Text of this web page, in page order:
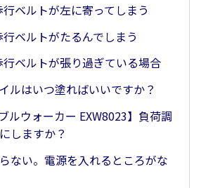
ベルトが左に寄ってしまう
ベルトがたるんでしまう
ベルトが張り過ぎている場合
ルはいつ塗ればいいですか？
ルウォーカー EXW8023】負荷調
しますか？
ない。電源を入れるところがな